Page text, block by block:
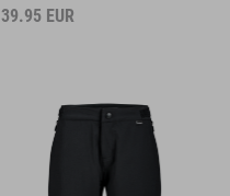
39.95 EUR